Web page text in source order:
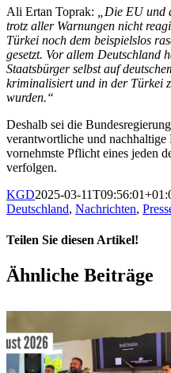
Ali Ertan Toprak:
„Die EU und
trotz aller Warnungen nicht
Türkei noch dem beispielslos
gesetzt. Vor allem Deutschland
Staatsbürger selbst auf
kriminalisiert und in der Türkei
wurden.“
Deshalb sei die
verantwortliche und
vornehmste Pflicht eines jeden
verfolgen.
KGD2025-03-
Deutschland, Nachrichten,
Teilen Sie diesen Artikel!
Facebook
X
WhatsApp
Pinterest
E-
Mail
Ähnliche Beiträge